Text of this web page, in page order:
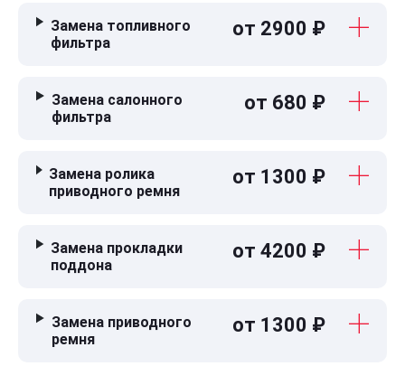
Замена топливного
фильтра
от 2900 ₽
Замена салонного
фильтра
от 680 ₽
Замена ролика
приводного ремня
от 1300 ₽
Замена прокладки
поддона
от 4200 ₽
Замена приводного
ремня
от 1300 ₽